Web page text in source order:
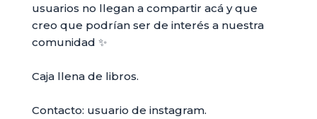
usuarios no llegan a compartir acá y que
creo que podrían ser de interés a nuestra
comunidad ✨
Caja llena de libros.
Contacto: usuario de instagram.